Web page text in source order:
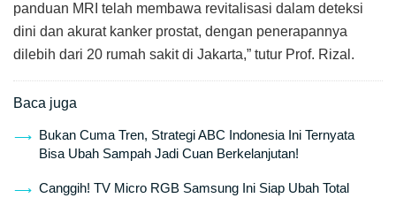
panduan MRI telah membawa revitalisasi dalam deteksi
dini dan akurat kanker prostat, dengan penerapannya
dilebih dari 20 rumah sakit di Jakarta,” tutur Prof. Rizal.
Baca juga
Bukan Cuma Tren, Strategi ABC Indonesia Ini Ternyata
Bisa Ubah Sampah Jadi Cuan Berkelanjutan!
Canggih! TV Micro RGB Samsung Ini Siap Ubah Total